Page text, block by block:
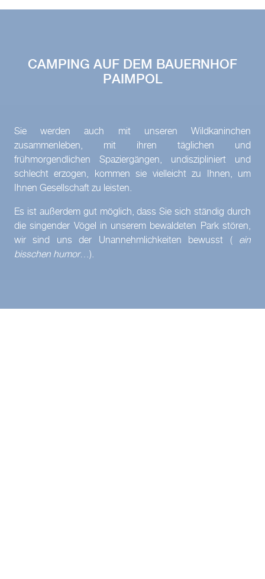
CAMPING AUF DEM BAUERNHOF
PAIMPOL
Sie werden auch mit unseren Wildkaninchen
zusammenleben, mit ihren täglichen und
frühmorgendlichen Spaziergängen, undiszipliniert und
schlecht erzogen, kommen sie vielleicht zu Ihnen, um
Ihnen Gesellschaft zu leisten.
Es ist außerdem gut möglich, dass Sie sich ständig durch
die singender Vögel in unserem bewaldeten Park stören,
wir sind uns der Unannehmlichkeiten bewusst (ein
bisschen humor…).